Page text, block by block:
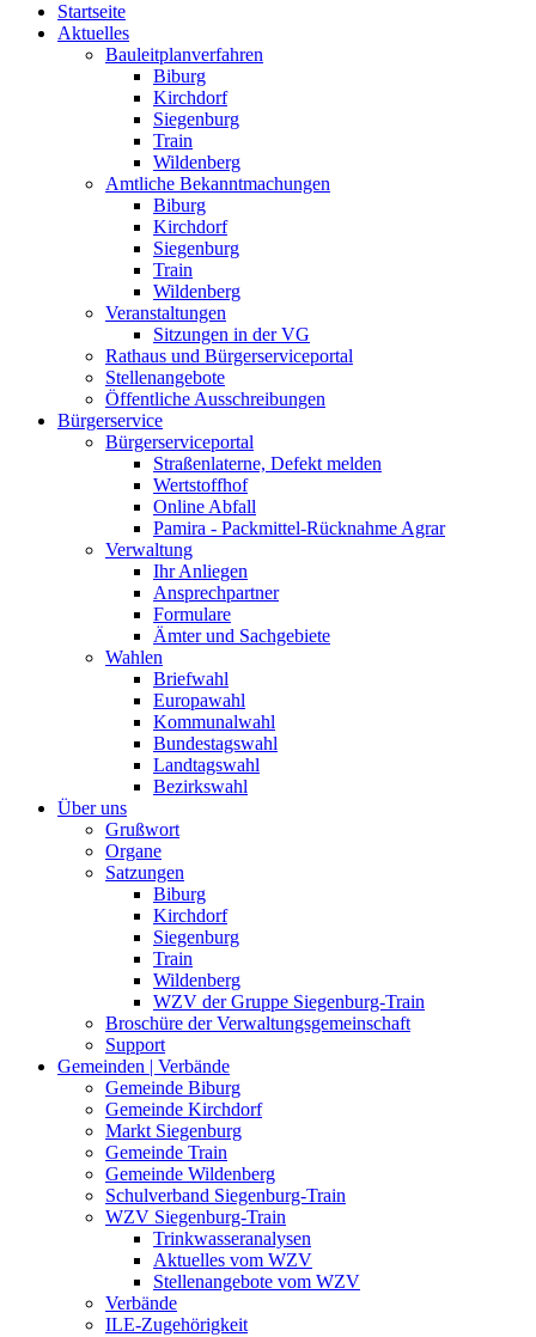
Startseite
Aktuelles
Bauleitplanverfahren
Biburg
Kirchdorf
Siegenburg
Train
Wildenberg
Amtliche Bekanntmachungen
Biburg
Kirchdorf
Siegenburg
Train
Wildenberg
Veranstaltungen
Sitzungen in der VG
Rathaus und Bürgerserviceportal
Stellenangebote
Öffentliche Ausschreibungen
Bürgerservice
Bürgerserviceportal
Straßenlaterne, Defekt melden
Wertstoffhof
Online Abfall
Pamira - Packmittel-Rücknahme Agrar
Verwaltung
Ihr Anliegen
Ansprechpartner
Formulare
Ämter und Sachgebiete
Wahlen
Briefwahl
Europawahl
Kommunalwahl
Bundestagswahl
Landtagswahl
Bezirkswahl
Über uns
Grußwort
Organe
Satzungen
Biburg
Kirchdorf
Siegenburg
Train
Wildenberg
WZV der Gruppe Siegenburg-Train
Broschüre der Verwaltungsgemeinschaft
Support
Gemeinden | Verbände
Gemeinde Biburg
Gemeinde Kirchdorf
Markt Siegenburg
Gemeinde Train
Gemeinde Wildenberg
Schulverband Siegenburg-Train
WZV Siegenburg-Train
Trinkwasseranalysen
Aktuelles vom WZV
Stellenangebote vom WZV
Verbände
ILE-Zugehörigkeit